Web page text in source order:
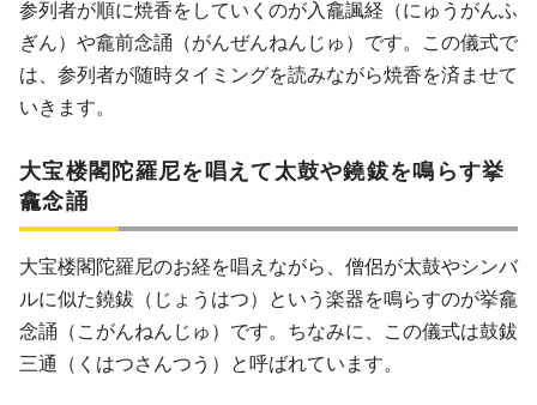
参列者が順に焼香をしていくのが入龕諷経（にゅうがんふ
ぎん）や龕前念誦（がんぜんねんじゅ）です。この儀式で
は、参列者が随時タイミングを読みながら焼香を済ませて
いきます。
大宝楼閣陀羅尼を唱えて太鼓や鐃鈸を鳴らす挙
龕念誦
大宝楼閣陀羅尼のお経を唱えながら、僧侶が太鼓やシンバ
ルに似た鐃鈸（じょうはつ）という楽器を鳴らすのが挙龕
念誦（こがんねんじゅ）です。ちなみに、この儀式は鼓鈸
三通（くはつさんつう）と呼ばれています。